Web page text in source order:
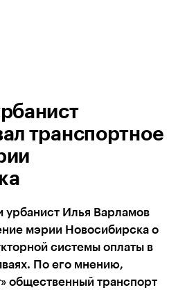
транспортное
урбанист Илья Варламов
мэрии Новосибирска о
системы оплаты в
По его мнению,
общественный транспорт